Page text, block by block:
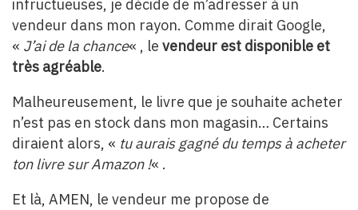
infructueuses, je décide de m’adresser à un
vendeur dans mon rayon. Comme dirait Google,
« J’ai de la chance« , le vendeur est disponible et
très agréable.
Malheureusement, le livre que je souhaite acheter
n’est pas en stock dans mon magasin… Certains
diraient alors, « tu aurais gagné du temps à acheter
ton livre sur Amazon !« .
Et là, AMEN, le vendeur me propose de